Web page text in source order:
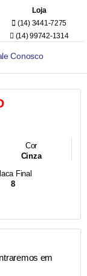
Loja
(14) 3441-7275
(14) 99742-1314
Conosco
Cor
Cinza
Final
8
em